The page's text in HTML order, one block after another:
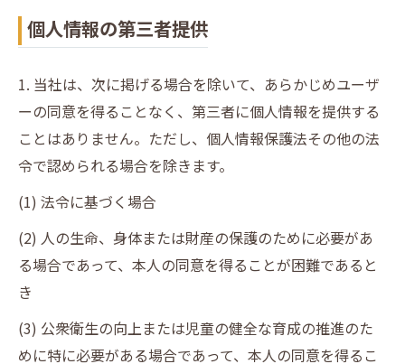
個人情報の第三者提供
1. 当社は、次に掲げる場合を除いて、あらかじめユーザ
ーの同意を得ることなく、第三者に個人情報を提供する
ことはありません。ただし、個人情報保護法その他の法
令で認められる場合を除きます。
(1) 法令に基づく場合
(2) 人の生命、身体または財産の保護のために必要があ
る場合であって、本人の同意を得ることが困難であると
き
(3) 公衆衛生の向上または児童の健全な育成の推進のた
めに特に必要がある場合であって、本人の同意を得るこ